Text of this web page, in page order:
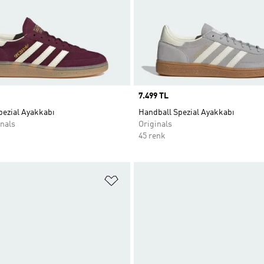
Ayakkabı
Price
7.499 TL
Handball Spezial Ayakkabı
Originals
45 renk